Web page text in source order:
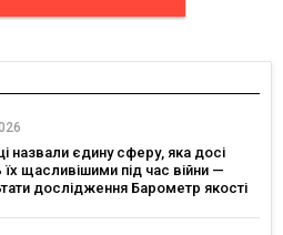
назвали єдину сферу, яка досі
їх щасливішими під час війни —
дослідження Барометр якості